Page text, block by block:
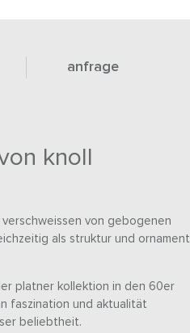
anfrage
knoll
von gebogenen
als struktur und ornament
platner kollektion in den 60er
faszination und aktualität
beliebtheit.